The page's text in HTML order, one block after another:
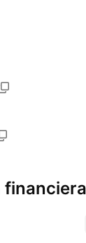
financiera